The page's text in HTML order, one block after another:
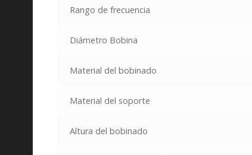
Rango de frecuencia
Diámetro Bobina
Material del bobinado
Material del soporte
Altura del bobinado